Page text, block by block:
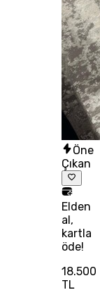
Öne
Çıkan
Elden
al,
kartla
öde!
18.500
TL